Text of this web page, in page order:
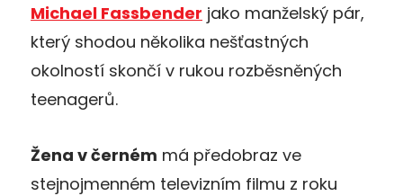
Michael Fassbender jako manželský pár,
který shodou několika nešťastných
okolností skončí v rukou rozběsněných
teenagerů.
Žena v černém má předobraz ve
stejnojmenném televizním filmu z roku